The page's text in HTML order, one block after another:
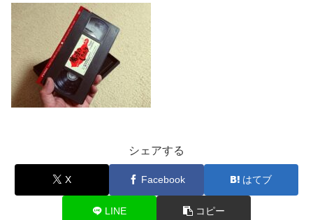
シェアする
X Facebook はてブ
LINE コピー